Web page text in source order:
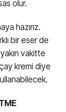
olur.
hazırız.
bir eser de
vakitte
kremi diye